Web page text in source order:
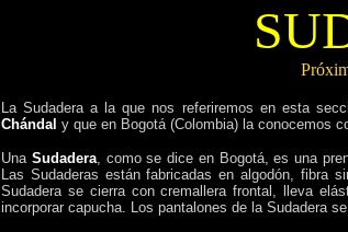
La Sudadera a la que nos referiremos en esta
Chándal y que en Bogotá (Colombia) la conocemos
Una Sudadera, como se dice en Bogotá, es una
Las Sudaderas están fabricadas en algodón, fibra
Sudadera se cierra con cremallera frontal, lleva
incorporar capucha. Los pantalones de la Sudadera